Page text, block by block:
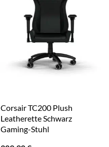
Corsair TC200 Plush
Leatherette Schwarz
Gaming-Stuhl